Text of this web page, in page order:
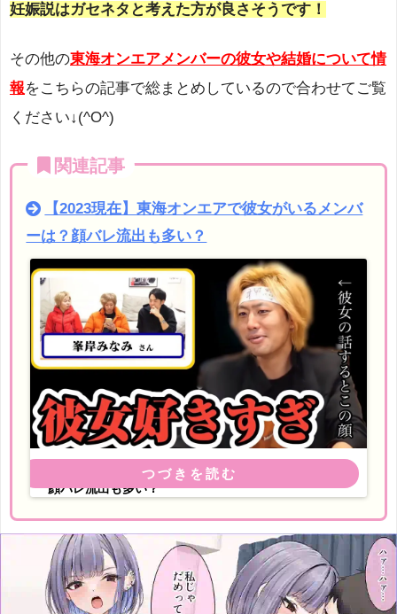
妊娠説はガセネタと考えた方が良さそうです！
その他の東海オンエアメンバーの彼女や結婚について情
報をこちらの記事で総まとめしているので合わせてご覧
ください↓(^O^)
関連記事
【2023現在】東海オンエアで彼女がいるメンバ
ーは？顔バレ流出も多い？
【2023現在】東海オンエアで彼女がいるメンバーは？
顔バレ流出も多い？